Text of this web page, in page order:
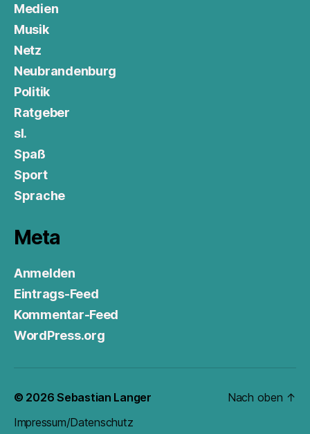
Medien
Musik
Netz
Neubrandenburg
Politik
Ratgeber
sl.
Spaß
Sport
Sprache
Meta
Anmelden
Eintrags-Feed
Kommentar-Feed
WordPress.org
© 2026Sebastian Langer
Impressum/Datenschutz
Nach oben ↑